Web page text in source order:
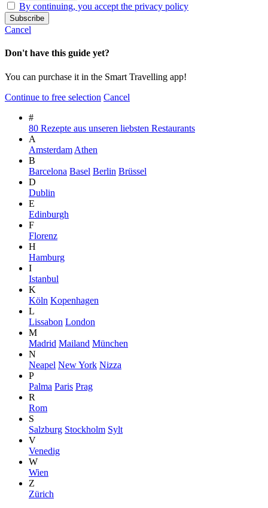
By continuing, you accept the privacy policy
Cancel
Don't have this guide yet?
You can purchase it in the Smart Travelling app!
Continue to free selection Cancel
#
80 Rezepte aus unseren liebsten Restaurants
A
Amsterdam Athen
B
Barcelona Basel Berlin Brüssel
D
Dublin
E
Edinburgh
F
Florenz
H
Hamburg
I
Istanbul
K
Köln Kopenhagen
L
Lissabon London
M
Madrid Mailand München
N
Neapel New York Nizza
P
Palma Paris Prag
R
Rom
S
Salzburg Stockholm Sylt
V
Venedig
W
Wien
Z
Zürich